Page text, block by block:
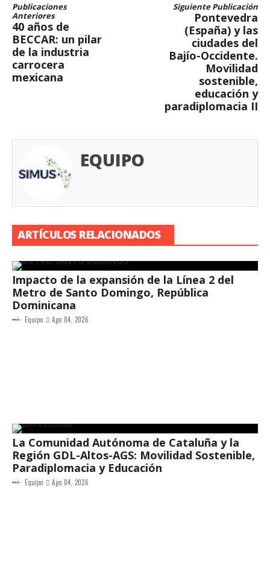
Publicaciones
Anteriores
40 años de
BECCAR: un pilar
de la industria
carrocera
mexicana
Siguiente Publicación
Pontevedra
(España) y las
ciudades del
Bajío-Occidente.
Movilidad
sostenible,
educación y
paradiplomacia II
EQUIPO
ARTÍCULOS RELACIONADOS
Impacto de la expansión de la Línea 2 del
Metro de Santo Domingo, República
Dominicana
Equipo Ago 04, 2026
La Comunidad Autónoma de Cataluña y la
Región GDL-Altos-AGS: Movilidad Sostenible,
Paradiplomacia y Educación
Equipo Ago 04, 2026